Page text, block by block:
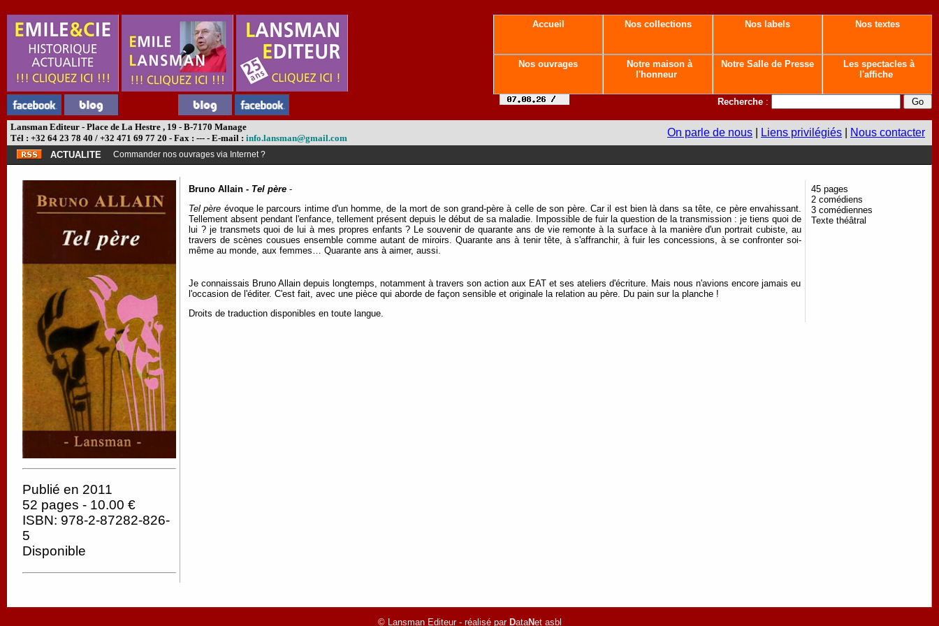
Accueil Nos collections Nos labels Nos textes
Nos ouvrages
Notre maison à
l'honneur
Notre Salle de Presse
Les spectacles à
l'affiche
Recherche :
Lansman Editeur - Place de La Hestre , 19 - B-7170 Manage
Tél : +32 64 23 78 40 / +32 471 69 77 20 - Fax : --- - E-mail : info.lansman@gmail.com On parle de nous Liens privilégiés Nous contacter
ACTUALITE Commander nos ouvrages via Internet ?
Publié en 2011
52 pages - 10.00 €
ISBN: 978-2-87282-826-
5
Disponible
Bruno Allain - Tel père -
Tel père évoque le parcours intime d'un homme, de la mort de son grand-père à celle de son père. Car il est bien là dans sa tête, ce père envahissant.
Tellement absent pendant l'enfance, tellement présent depuis le début de sa maladie. Impossible de fuir la question de la transmission : je tiens quoi de
lui ? je transmets quoi de lui à mes propres enfants ? Le souvenir de quarante ans de vie remonte à la surface à la manière d'un portrait cubiste, au
travers de scènes cousues ensemble comme autant de miroirs. Quarante ans à tenir tête, à s'affranchir, à fuir les concessions, à se confronter soi-
même au monde, aux femmes… Quarante ans à aimer, aussi.
Je connaissais Bruno Allain depuis longtemps, notamment à travers son action aux EAT et ses ateliers d'écriture. Mais nous n'avions encore jamais eu
l'occasion de l'éditer. C'est fait, avec une pièce qui aborde de façon sensible et originale la relation au père. Du pain sur la planche !
Droits de traduction disponibles en toute langue.
45 pages
2 comédiens
3 comédiennes
Texte théâtral
© Lansman Editeur - réalisé par DataNet asbl